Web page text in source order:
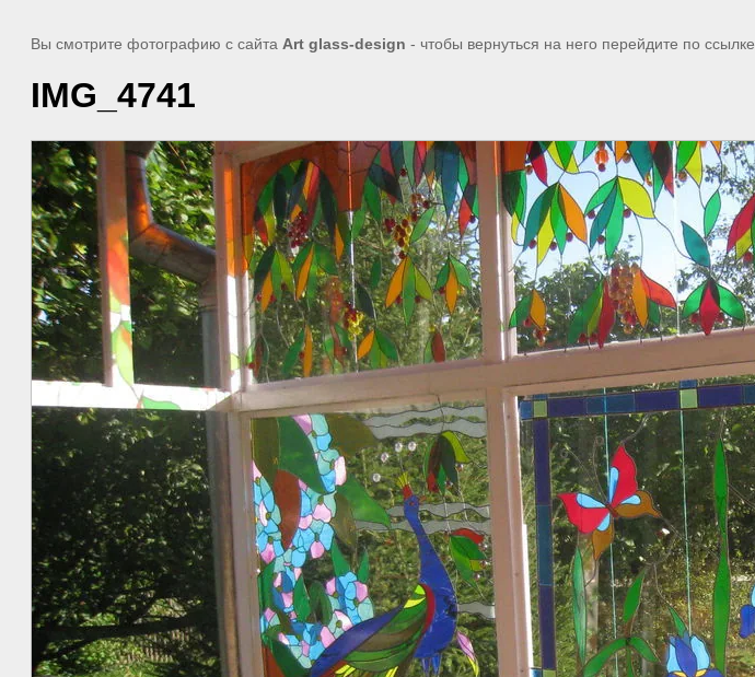
Вы смотрите фотографию с сайта Art glass-design - чтобы вернуться на него перейдите по ссылке
IMG_4741